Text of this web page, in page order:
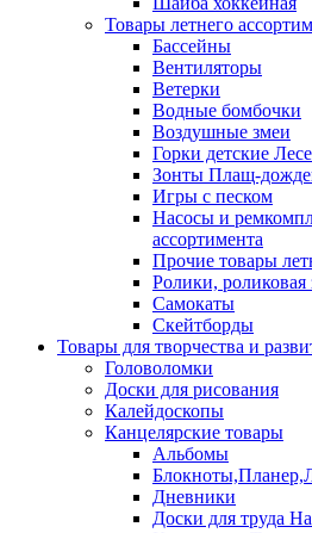
Товары летнего
Бассейны
Вентиляторы
Ветерки
Водные бомбочки
Воздушные змеи
Горки детские
Зонты Плащ-
Игры с песком
Насосы и
ассортимента
Прочие товары
Ролики, роликовая
Самокаты
Скейтборды
Товары для творчества и
Головоломки
Доски для рисования
Калейдоскопы
Канцелярские товары
Альбомы
Дневники
Доски для труда